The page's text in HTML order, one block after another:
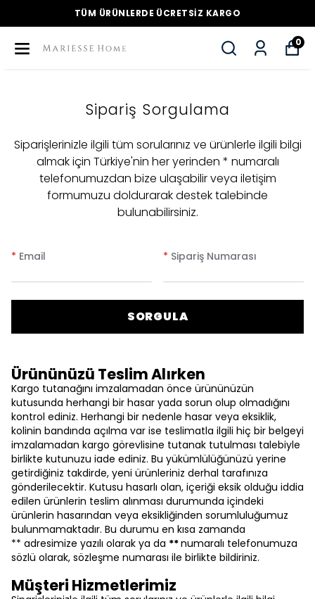
TÜM ÜRÜNLERDE ÜCRETSİZ KARGO
0
Sipariş Sorgulama
Siparişlerinizle ilgili tüm sorularınız ve ürünlerle ilgili bilgi
almak için Türkiye'nin her yerinden * numaralı
telefonumuzdan bize ulaşabilir veya iletişim
formumuzu doldurarak destek talebinde
bulunabilirsiniz.
* Email * Sipariş Numarası
SORGULA
Ürününüzü Teslim Alırken
Kargo tutanağını imzalamadan önce ürününüzün
kutusunda herhangi bir hasar yada sorun olup olmadığını
kontrol ediniz. Herhangi bir nedenle hasar veya eksiklik,
kolinin bandında açılma var ise teslimatla ilgili hiç bir belgeyi
imzalamadan kargo görevlisine tutanak tutulması talebiyle
birlikte kutunuzu iade ediniz. Bu yükümlülüğünüzü yerine
getirdiğiniz takdirde, yeni ürünleriniz derhal tarafınıza
gönderilecektir. Kutusu hasarlı olan, içeriği eksik olduğu iddia
edilen ürünlerin teslim alınması durumunda içindeki
ürünlerin hasarından veya eksikliğinden sorumluluğumuz
bulunmamaktadır. Bu durumu en kısa zamanda
** adresimize yazılı olarak ya da **numaralı telefonumuza
sözlü olarak, sözleşme numarası ile birlikte bildiriniz.
Müşteri Hizmetlerimiz